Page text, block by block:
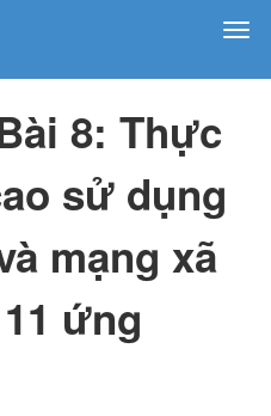
8: Thực
sử dụng
mạng xã
ứng